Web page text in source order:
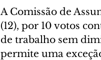
A Comissão de
(12), por 10 votos
de trabalho sem
permite uma